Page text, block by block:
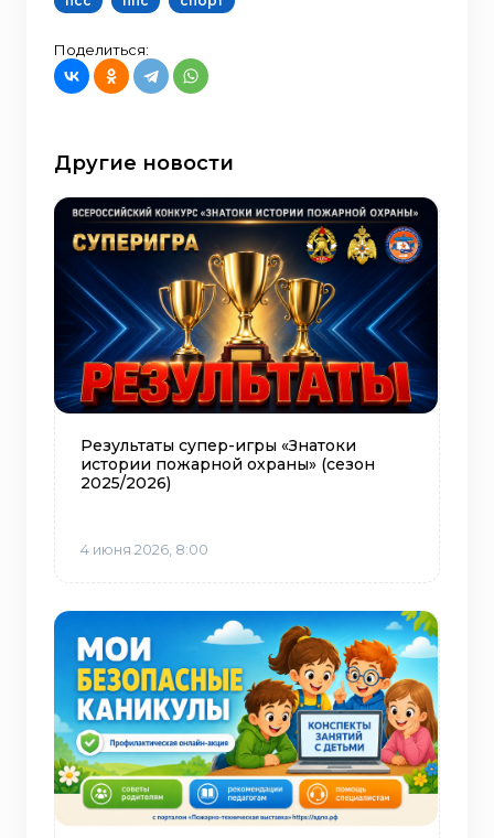
Поделиться:
Другие новости
Результаты супер-игры «Знатоки
истории пожарной охраны» (сезон
2025/2026)
4 июня 2026, 8:00